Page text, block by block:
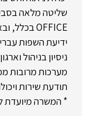
שליטה מלאה
OFFICE בכלל, ובאקסל בפרט.
ידיעת השפות
ניסיון בניהול
מערכות מרובות
תודעת שירות
* המשרה מיועדת